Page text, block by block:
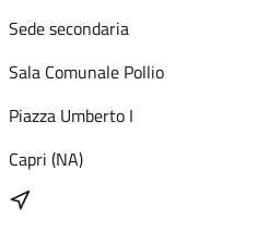
Sede secondaria
Sala Comunale Pollio
Piazza Umberto I
Capri (NA)